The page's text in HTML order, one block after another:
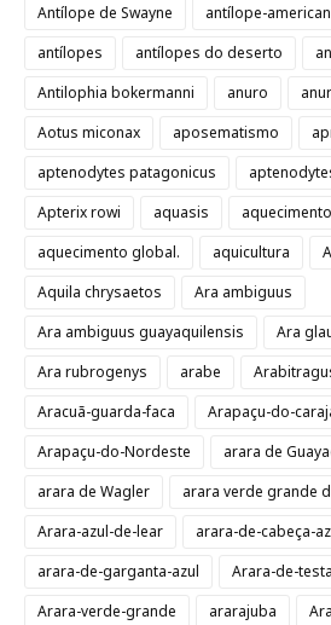
Antílope de Swayne
antílope-
antílopes
antílopes do deserto
Antilophia bokermanni
anuro
Aotus miconax
aposematismo
aptenodytes patagonicus
Apterix rowi
aquasis
aquecimento global.
aquicultura
Aquila chrysaetos
Ara ambiguus
Ara ambiguus guayaquilensis
Ara
Ara rubrogenys
arabe
Aracuã-guarda-faca
Arapaçu-do-
Arapaçu-do-Nordeste
arara de
arara de Wagler
arara verde grande
Arara-azul-de-lear
arara-de-cabeça-
arara-de-garganta-azul
Arara-de-
Arara-verde-grande
ararajuba